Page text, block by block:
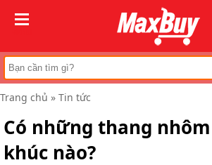
Trang
chủ
Thang
chữ
A
nhôm
rút
Thang
Trang chủ » Tin tức
Có những thang
khúc nào?